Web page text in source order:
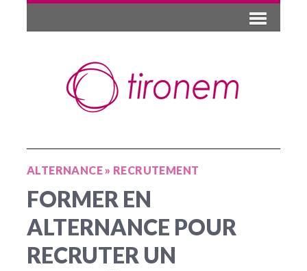
ALTERNANCE» RECRUTEMENT
FORMER EN
ALTERNANCE POUR
RECRUTER UN